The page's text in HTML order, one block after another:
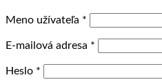
Meno užívateľa *
E-mailová adresa *
Heslo *